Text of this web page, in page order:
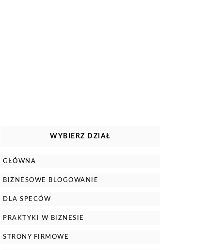
WYBIERZ DZIAŁ
GŁÓWNA
BIZNESOWE BLOGOWANIE
DLA SPECÓW
PRAKTYKI W BIZNESIE
STRONY FIRMOWE